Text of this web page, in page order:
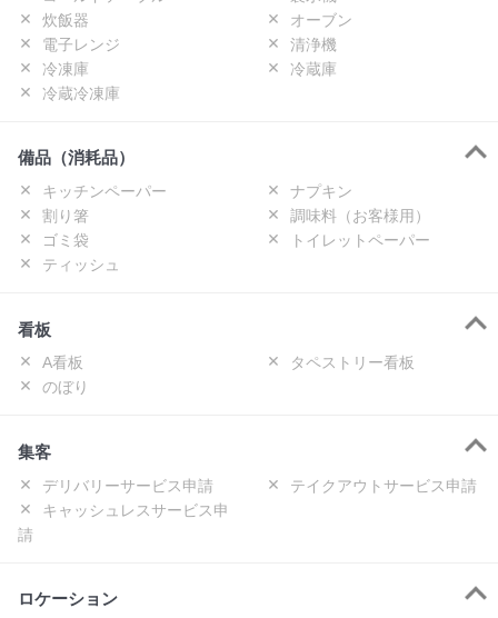
炊飯器
オーブン
電子レンジ
清浄機
冷凍庫
冷蔵庫
冷蔵冷凍庫
備品（消耗品）
キッチンペーパー
ナプキン
割り箸
調味料（お客様用）
ゴミ袋
トイレットペーパー
ティッシュ
看板
A看板
タペストリー看板
のぼり
集客
デリバリーサービス申請
テイクアウトサービス申請
キャッシュレスサービス申
請
ロケーション